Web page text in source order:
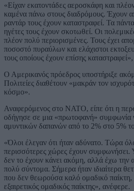
«Είχαν εκατοντάδες αεροσκάφη και
καμένα πάνω στους διαδρόμους. Έχουν
ραντάρ τους έχουν καταστραφεί. Τα
ηγέτες τους έχουν σκοτωθεί. Οι
πλέον πολύ περιορισμένες. Τους έχει
ποσοστό πυραύλων και ελάχιστοι
τους οποίους έχουν επίσης καταστραφεί»,
Ο Αμερικανός πρόεδρος υποστήριξε
Πολιτείες διαθέτουν «μακράν τον
κόσμο».
Αναφερόμενος στο ΝΑΤΟ, είπε ότι η
οδήγησε σε μια «πρωτοφανή» συμφωνία
αμυντικών δαπανών από το 2% στο 5%
«Όλοι έλεγαν ότι ήταν αδύνατο. Τώρα
περισσότερες χώρες έχουν
δεν το έχουν κάνει ακόμη, αλλά έχω την
πολύ σύντομα. Σήμερα ήταν ιδιαίτερα
που δεν θεωρούσα καλό ομαδικό
εξαιρετικός ομαδικός παίκτης», ανέφερε.